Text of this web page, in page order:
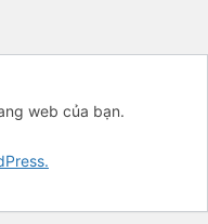
web của bạn.